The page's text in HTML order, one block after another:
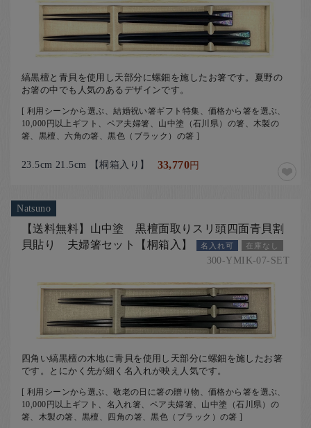
縞黒檀と青貝を使用し天部分に螺鈿を施したお箸です。夏野の
お箸の中でも人気のあるデザインです。
[ 利用シーンから選ぶ、結婚祝い箸ギフト特集、価格から箸を選ぶ、
10,000円以上ギフト、ペア夫婦箸、山中塗（石川県）の箸、木製の
箸、黒檀、六角の箸、黒色（ブラック）の箸 ]
23.5cm 21.5cm 【桐箱入り】 33,770円
Natsuno
【送料無料】山中塗 黒檀面取りスリ頭四面青貝割
貝貼り 夫婦箸セット【桐箱入】
名入れ可 在庫なし
300-YMIK-07-SET
四角い縞黒檀の木地に青貝を使用し天部分に螺鈿を施したお箸
です。とにかく先が細く名入れが映え人気です。
[ 利用シーンから選ぶ、敬老の日に箸の贈り物、価格から箸を選ぶ、
10,000円以上ギフト、名入れ箸、ペア夫婦箸、山中塗（石川県）の
箸、木製の箸、黒檀、四角の箸、黒色（ブラック）の箸 ]